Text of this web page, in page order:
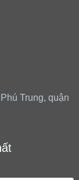
Trung, quận